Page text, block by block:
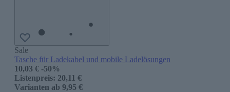
Sale
Tasche für Ladekabel und mobile Ladelösungen
10,03 € -50%
Listenpreis: 20,11 €
Varianten ab 9,95 €